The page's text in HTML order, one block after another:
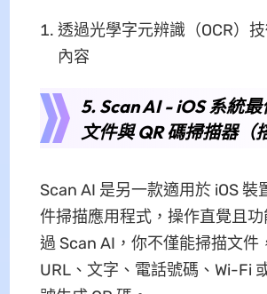
透過光學字元辨識（OCR）
內容
5. Scan AI - iOS 系統最
文件與 QR 碼掃描器（
Scan AI 是另一款適用於 iOS 裝
件掃描應用程式，操作直覺且
過 Scan AI，你不僅能掃描文件
URL、文字、電話號碼、Wi-Fi